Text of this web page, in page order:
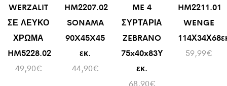
WERZALIT
ΣΕ ΛΕΥΚΟ
ΧΡΩΜΑ
HM5228.02
49,90€
HM2207.02
SONAMA
90X45X45
εκ.
44,90€
ME 4
ΣΥΡΤΑΡΙΑ
ZEBRANO
75x40x83Υ
εκ.
68,90€
HM2211.01
WENGE
59,99€